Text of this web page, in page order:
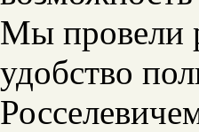
Мы провели
удобство